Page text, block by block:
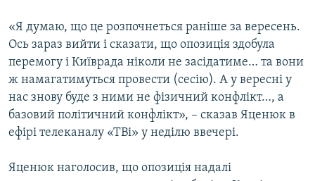
ДОЛУЧАЙСЯ!
Усі сайти RFE/RL
«Я думаю, що це розпочнеться раніше за вересень.
Ось зараз вийти і сказати, що опозиція здобула
перемогу і Київрада ніколи не засідатиме… та вони
ж намагатимуться провести (сесію). А у вересні у
нас знову буде з ними не фізичний конфлікт…, а
базовий політичний конфлікт», – сказав Яценюк в
ефірі телеканалу «ТВi» у неділю ввечері.
Яценюк наголосив, що опозиція надалі